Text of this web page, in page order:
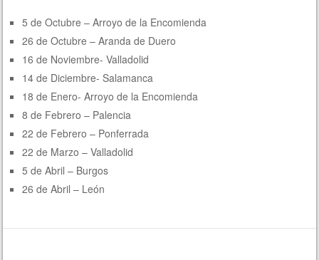
5 de Octubre – Arroyo de la Encomienda
26 de Octubre – Aranda de Duero
16 de Noviembre- Valladolid
14 de Diciembre- Salamanca
18 de Enero- Arroyo de la Encomienda
8 de Febrero – Palencia
22 de Febrero – Ponferrada
22 de Marzo – Valladolid
5 de Abril – Burgos
26 de Abril – León